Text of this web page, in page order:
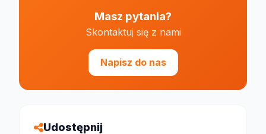
Masz pytania?
Skontaktuj się z nami
Napisz do nas
Udostępnij